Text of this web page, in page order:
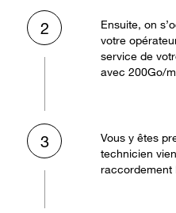
2
Ensuite, on
votre
service de
avec 200Go/
3
Vous y êtes
technicien
raccordement